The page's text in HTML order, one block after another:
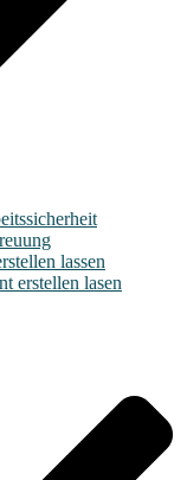
lassen
erstellen lasen